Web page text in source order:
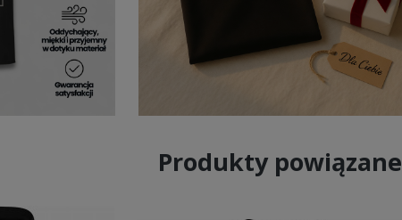
Produkty powiązane